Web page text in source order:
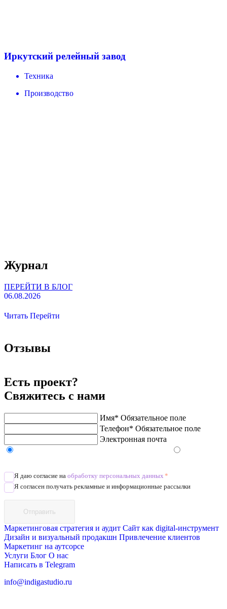
Иркутский релейный завод
Техника
Производство
Журнал
ПЕРЕЙТИ В БЛОГ
06.08.2026
Читать Перейти
Отзывы
Есть проект?
Свяжитесь с нами
Имя* Обязательное поле
Телефон* Обязательное поле
Электронная почта
Я даю согласие на обработку персональных данных *
Я согласен получать рекламные и информационные рассылки
Отправить
Маркетинговая стратегия и аудит Сайт как digital-инструмент
Дизайн и визуальный продакшн Привлечение клиентов
Маркетинг на аутсорсе
Услуги Блог О нас
Написать в Telegram
info@indigastudio.ru